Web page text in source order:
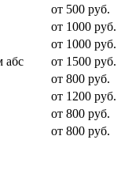
от 500 руб.
от 1000 руб.
от 1000 руб.
абс
от 1500 руб.
от 800 руб.
от 1200 руб.
от 800 руб.
от 800 руб.